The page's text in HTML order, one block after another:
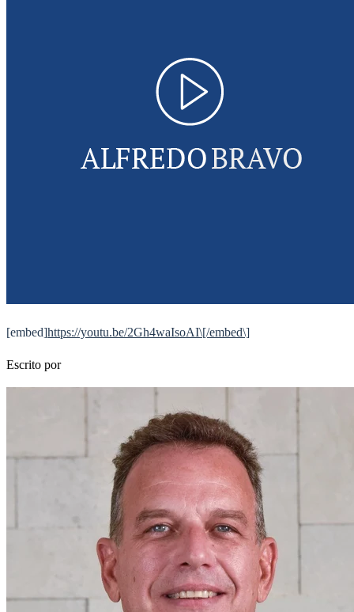
[embed]https://youtu.be/2Gh4waIsoAI\[/embed\]
Escrito por